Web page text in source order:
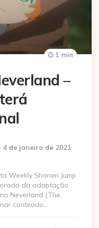
–
4 de janeiro de 2021
1 min
Weekly Shonen Jump
da adaptação
Neverland (The
conteúdo…